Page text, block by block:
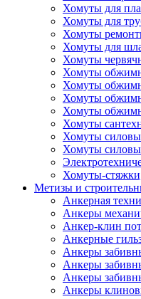
Хомуты для
Хомуты для
Хомуты
Хомуты для
Хомуты
Хомуты
Хомуты
Хомуты
Хомуты
Хомуты
Хомуты
Хомуты
Хомуты-
Метизы и
Анкерная
Анкеры
Анкер-клин
Анкерные
Анкеры
Анкеры
Анкеры
Анкеры